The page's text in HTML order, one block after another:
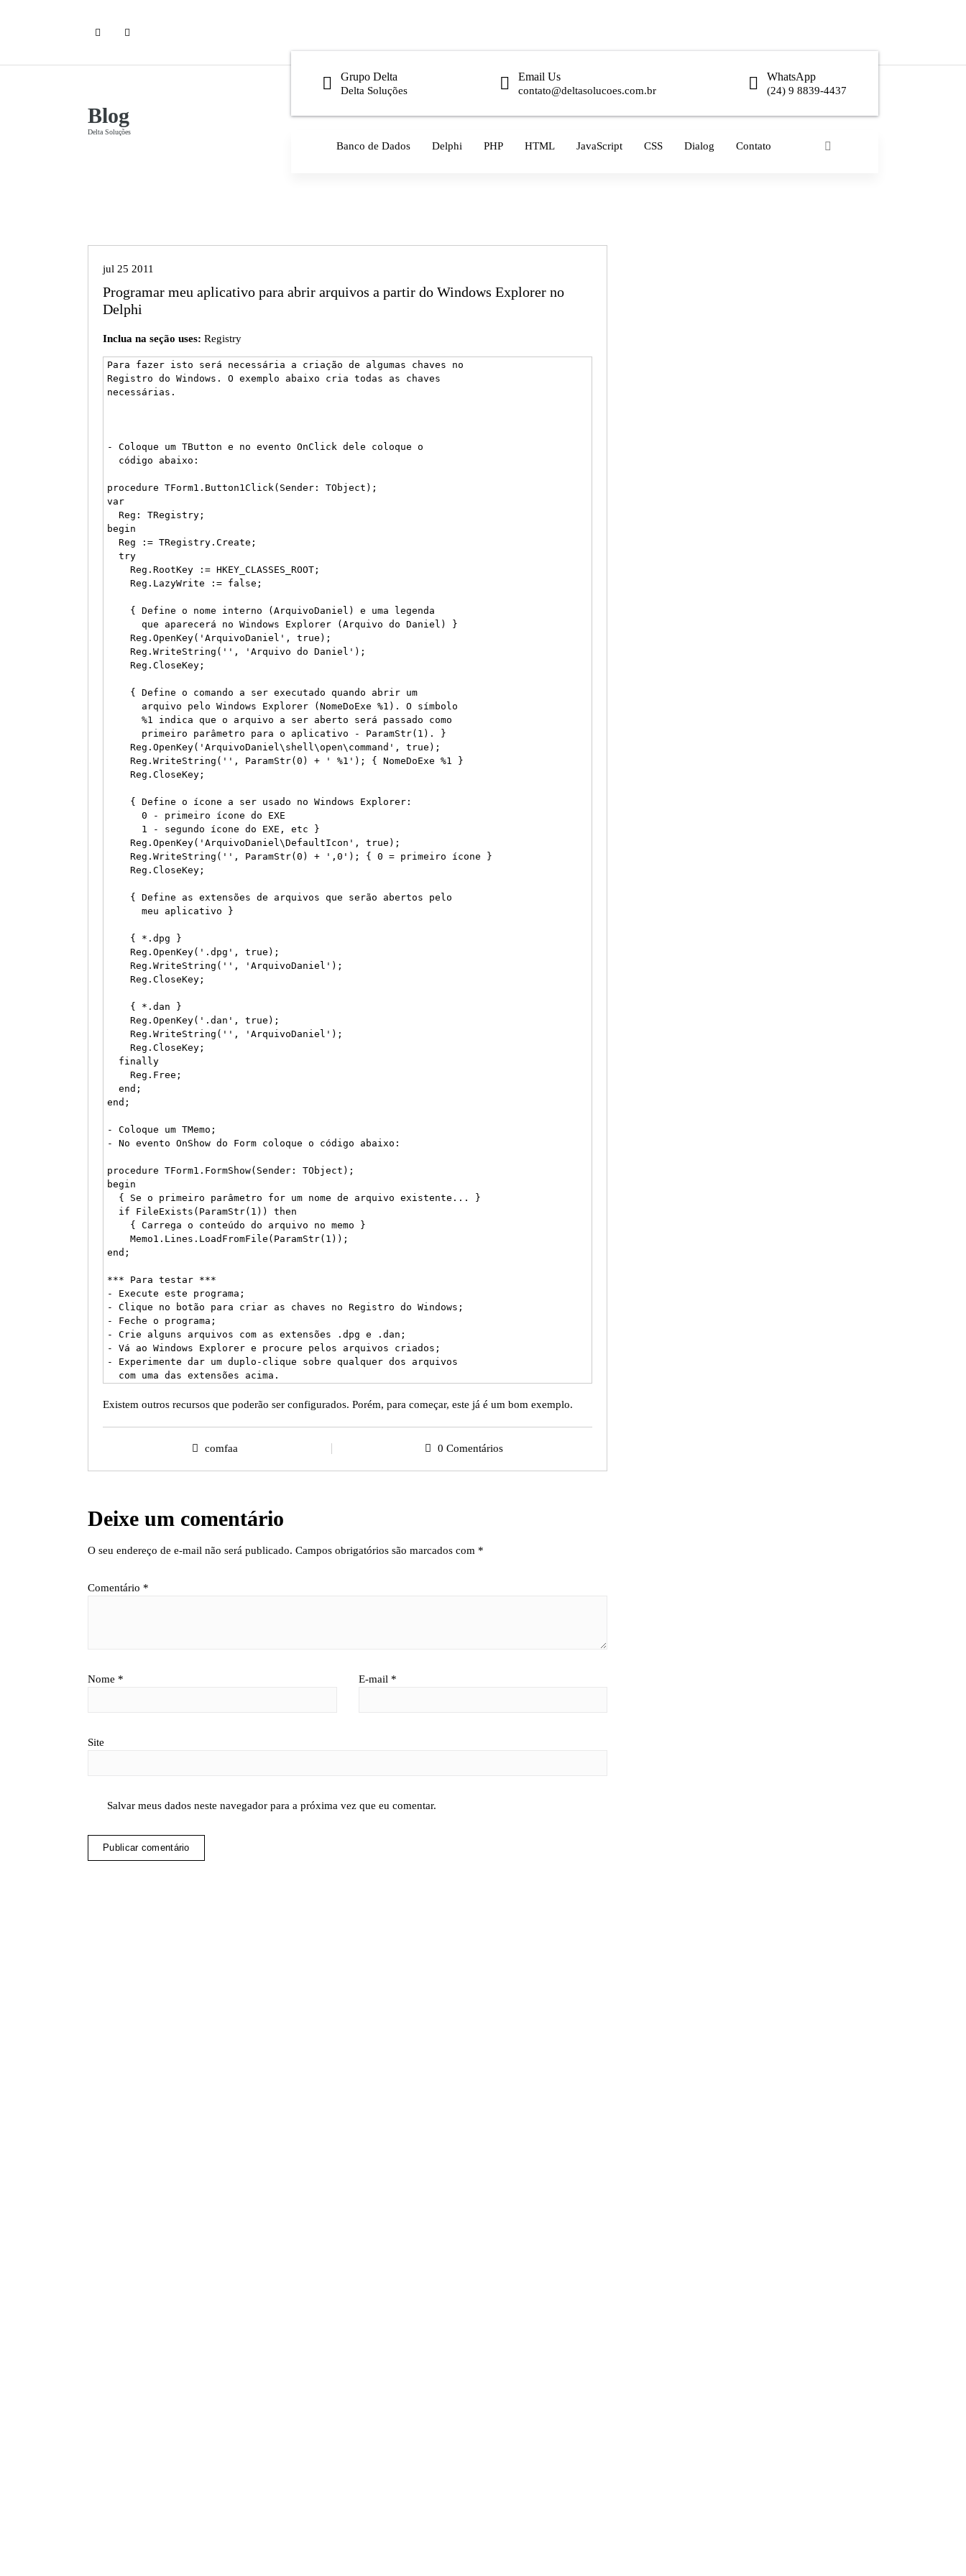
Blog
Delta Soluções
Grupo Delta
Delta Soluções
Email Us
contato@deltasolucoes.com.br
WhatsApp
(24) 9 8839-4437
Banco de Dados Delphi PHP HTML JavaScript CSS Dialog Contato
jul 25 2011
Programar meu aplicativo para abrir arquivos a partir do Windows Explorer no
Delphi
Inclua na seção uses: Registry
Para fazer isto será necessária a criação de algumas chaves no
Registro do Windows. O exemplo abaixo cria todas as chaves
necessárias.
- Coloque um TButton e no evento OnClick dele coloque o
  código abaixo:
procedure TForm1.Button1Click(Sender: TObject);
var
  Reg: TRegistry;
begin
  Reg := TRegistry.Create;
  try
    Reg.RootKey := HKEY_CLASSES_ROOT;
    Reg.LazyWrite := false;
    { Define o nome interno (ArquivoDaniel) e uma legenda
      que aparecerá no Windows Explorer (Arquivo do Daniel) }
    Reg.OpenKey('ArquivoDaniel', true);
    Reg.WriteString('', 'Arquivo do Daniel');
    Reg.CloseKey;
    { Define o comando a ser executado quando abrir um
      arquivo pelo Windows Explorer (NomeDoExe %1). O símbolo
      %1 indica que o arquivo a ser aberto será passado como
      primeiro parâmetro para o aplicativo - ParamStr(1). }
    Reg.OpenKey('ArquivoDaniel\shell\open\command', true);
    Reg.WriteString('', ParamStr(0) + ' %1'); { NomeDoExe %1 }
    Reg.CloseKey;
    { Define o ícone a ser usado no Windows Explorer:
      0 - primeiro ícone do EXE
      1 - segundo ícone do EXE, etc }
    Reg.OpenKey('ArquivoDaniel\DefaultIcon', true);
    Reg.WriteString('', ParamStr(0) + ',0'); { 0 = primeiro ícone }
    Reg.CloseKey;
    { Define as extensões de arquivos que serão abertos pelo
      meu aplicativo }
    { *.dpg }
    Reg.OpenKey('.dpg', true);
    Reg.WriteString('', 'ArquivoDaniel');
    Reg.CloseKey;
    { *.dan }
    Reg.OpenKey('.dan', true);
    Reg.WriteString('', 'ArquivoDaniel');
    Reg.CloseKey;
  finally
    Reg.Free;
  end;
end;
- Coloque um TMemo;
- No evento OnShow do Form coloque o código abaixo:
procedure TForm1.FormShow(Sender: TObject);
begin
  { Se o primeiro parâmetro for um nome de arquivo existente... }
  if FileExists(ParamStr(1)) then
    { Carrega o conteúdo do arquivo no memo }
    Memo1.Lines.LoadFromFile(ParamStr(1));
end;
*** Para testar ***
- Execute este programa;
- Clique no botão para criar as chaves no Registro do Windows;
- Feche o programa;
- Crie alguns arquivos com as extensões .dpg e .dan;
- Vá ao Windows Explorer e procure pelos arquivos criados;
- Experimente dar um duplo-clique sobre qualquer dos arquivos
  com uma das extensões acima.
Existem outros recursos que poderão ser configurados. Porém, para começar, este já é um bom exemplo.
comfaa 0 Comentários
Deixe um comentário
O seu endereço de e-mail não será publicado. Campos obrigatórios são marcados com *
Comentário *
Nome * E-mail *
Site
Salvar meus dados neste navegador para a próxima vez que eu comentar.